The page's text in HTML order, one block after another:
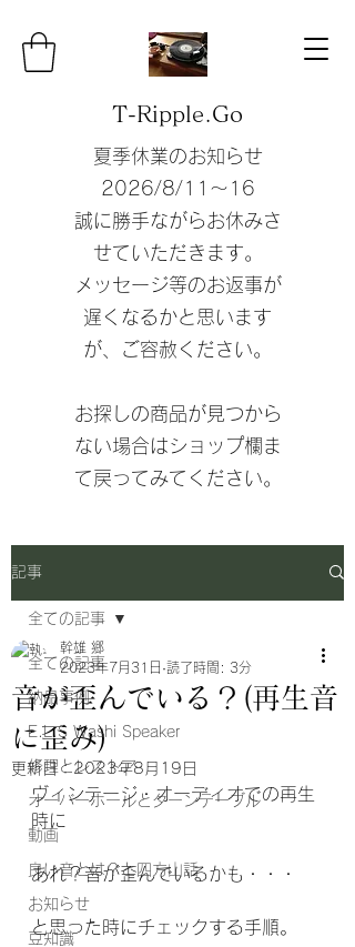
T-Ripple.Go
夏季休業のお知らせ
​2026/8/11〜16
誠に勝手ながらお休みさ
せていただきます。
​メッセージ等のお返事が
遅くなるかと思います
が、ご容赦ください。
​お探しの商品が見つから
ない場合はショップ欄ま
て戻ってみてください。
記事
全ての記事
納品事例
E.L.S Washi Speaker
修理とレストア
オーバーホールとターンテーブル
動画
良い音とは？と四方山話
お知らせ
豆知識
全ての記事
音が歪んでいる？(再生音
に歪み)
幹雄 郷
2023年7月31日 読了時間: 3分
更新日：2023年8月19日
ヴィンテージ・オーディオでの再生
時に
あれ？音が歪んでいるかも・・・
と思った時にチェックする手順。